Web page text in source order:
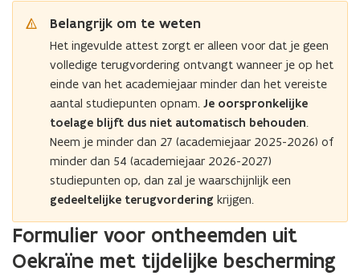
Belangrijk om te weten
Het ingevulde attest zorgt er alleen voor dat je geen
volledige terugvordering ontvangt wanneer je op het
einde van het academiejaar minder dan het vereiste
aantal studiepunten opnam. Je oorspronkelijke
toelage blijft dus niet automatisch behouden.
Neem je minder dan 27 (academiejaar 2025-2026) of
minder dan 54 (academiejaar 2026-2027)
studiepunten op, dan zal je waarschijnlijk een
gedeeltelijke terugvordering krijgen.
Formulier voor ontheemden uit
Oekraïne met tijdelijke bescherming